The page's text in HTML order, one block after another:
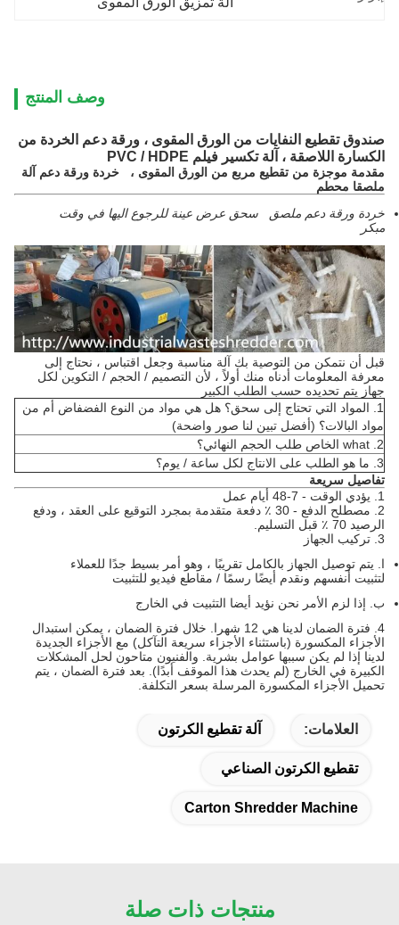
وصف المنتج
صندوق تقطيع النفايات من الورق المقوى ، ورقة دعم الخردة من
الكسارة اللاصقة ، آلة تكسير فيلم PVC / HDPE
مقدمة موجزة من تقطيع مربع من الورق المقوى ،
خردة ورقة دعم آلة
ملصقا محطم
خردة ورقة دعم ملصق
سحق عرض عينة للرجوع اليها في وقت
مبكر
قبل أن نتمكن من التوصية بك آلة مناسبة وجعل اقتباس ، نحتاج إلى
معرفة المعلومات أدناه منك أولاً ، لأن التصميم / الحجم / التكوين لكل
جهاز يتم تحديده حسب الطلب الكبير
1. المواد التي تحتاج إلى سحق؟
هل هي مواد من النوع الفضفاض أم من
مواد البالات؟ (أفضل تبين لنا صور واضحة)
2. what الخاص طلب الحجم النهائي؟
3. ما هو الطلب على الانتاج لكل ساعة / يوم؟
تفاصيل سريعة
1. يؤدي الوقت - 7-48 أيام عمل
2. مصطلح الدفع - 30 ٪ دفعة متقدمة بمجرد التوقيع على العقد ، ودفع
الرصيد 70 ٪ قبل التسليم.
3. تركيب الجهاز
ا.
يتم توصيل الجهاز بالكامل تقريبًا ، وهو أمر بسيط جدًا للعملاء
لتثبيت أنفسهم ونقدم أيضًا رسمًا / مقاطع فيديو للتثبيت
ب.
إذا لزم الأمر نحن نؤيد أيضا التثبيت في الخارج
4. فترة الضمان لدينا هي 12 شهرا.
خلال فترة الضمان ، يمكن استبدال
الأجزاء المكسورة (باستثناء الأجزاء سريعة التآكل) مع الأجزاء الجديدة
لدينا إذا لم يكن سببها عوامل بشرية.
والفنيون متاحون لحل المشكلات
الكبيرة في الخارج (لم يحدث هذا الموقف أبدًا).
بعد فترة الضمان ، يتم
تحميل الأجزاء المكسورة المرسلة بسعر التكلفة.
العلامات: آلة تقطيع الكرتون
تقطيع الكرتون الصناعي
Carton Shredder Machine
منتجات ذات صلة